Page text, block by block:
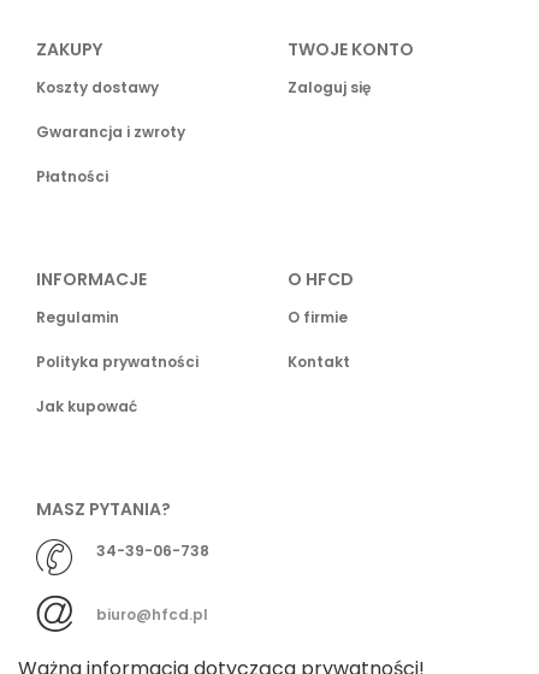
ZAKUPY
Koszty dostawy
Gwarancja i zwroty
Płatności
TWOJE KONTO
Zaloguj się
INFORMACJE
Regulamin
Polityka prywatności
Jak kupować
O HFCD
O firmie
Kontakt
MASZ PYTANIA?
34-39-06-738
biuro@hfcd.pl